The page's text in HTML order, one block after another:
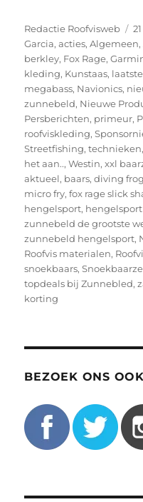
Auteur
Redactie Roofvisweb
Garcia,acties,Algemeen,
berkley, Fox Rage,
kleding, Kunstaas,
megabass, Navionics,
zunnebeld, Nieuwe
Persberichten, primeur,
roofviskleding,
Streetfishing,technieken
het aan..,Westin,xxl
aktueel, baars,diving
micro fry,fox rage slick
hengelsport,
zunnebeld de grootste
zunnebeld hengelsport,
Roofvis materialen,
snoekbaars,
topdeals bij Zunnebled,
korting
BEZOEK ONS